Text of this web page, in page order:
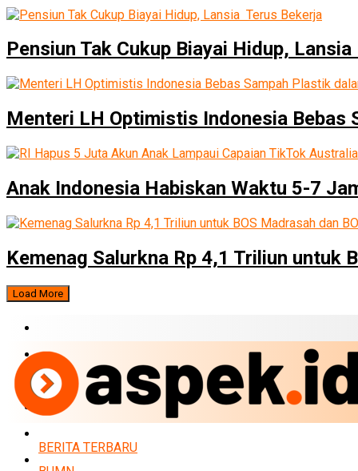
Pensiun Tak Cukup Biayai Hidup,
Menteri LH Optimistis Indonesia Bebas
Anak Indonesia Habiskan Waktu 5-7
Kemenag Salurkna Rp 4,1 Triliun untuk
Load More
BUMN
EKONOMI
PERBANKAN
BERITA TERBARU